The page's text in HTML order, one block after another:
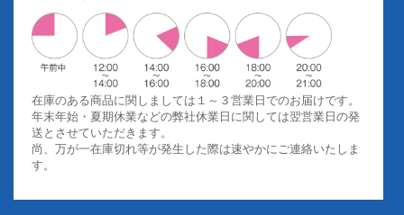
在庫のある商品に関しましては１～３営業日でのお届けです。
年末年始・夏期休業などの弊社休業日に関しては翌営業日の発
送とさせていただきます。
尚、万が一在庫切れ等が発生した際は速やかにご連絡いたしま
す。